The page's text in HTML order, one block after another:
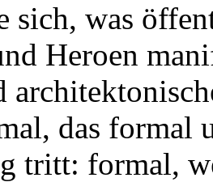
sich, was
Heroen
das formal
tritt: formal,